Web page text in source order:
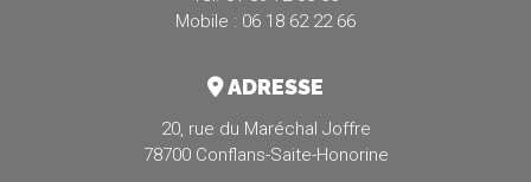
Mobile : 06 18 62 22 66
ADRESSE
20, rue du Maréchal Joffre
78700 Conflans-Saite-Honorine